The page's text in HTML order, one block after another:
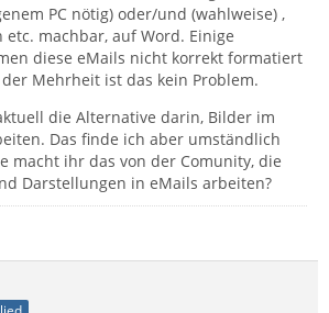
PC nötig) oder/und (wahlweise) ,
machbar, auf Word. Einige
diese eMails nicht korrekt formatiert
Mehrheit ist das kein Problem.
die Alternative darin, Bilder im
Das finde ich aber umständlich
macht ihr das von der Comunity, die
Darstellungen in eMails arbeiten?